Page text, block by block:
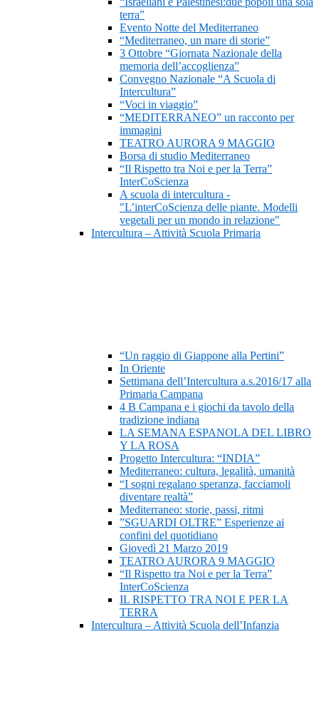
terra”
Evento Notte del Mediterraneo
“Mediterraneo, un mare di storie”
3 Ottobre “Giornata Nazionale della
memoria dell’accoglienza”
Convegno Nazionale “A Scuola di
Intercultura”
“Voci in viaggio”
“MEDITERRANEO” un racconto per
immagini
TEATRO AURORA 9 MAGGIO
Borsa di studio Mediterraneo
“Il Rispetto tra Noi e per la Terra”
InterCoScienza
A scuola di intercultura -
"L’interCoScienza delle piante. Modelli
vegetali per un mondo in relazione"
Intercultura – Attività Scuola Primaria
“Un raggio di Giappone alla Pertini”
In Oriente
Settimana dell’Intercultura a.s.2016/17 alla
Primaria Campana
4 B Campana e i giochi da tavolo della
tradizione indiana
LA SEMANA ESPANOLA DEL LIBRO
Y LA ROSA
Progetto Intercultura: “INDIA”
Mediterraneo: cultura, legalità, umanità
“I sogni regalano speranza, facciamoli
diventare realtà”
Mediterraneo: storie, passi, ritmi
”SGUARDI OLTRE” Esperienze ai
confini del quotidiano
Giovedì 21 Marzo 2019
TEATRO AURORA 9 MAGGIO
“Il Rispetto tra Noi e per la Terra”
InterCoScienza
IL RISPETTO TRA NOI E PER LA
TERRA
Intercultura – Attività Scuola dell’Infanzia